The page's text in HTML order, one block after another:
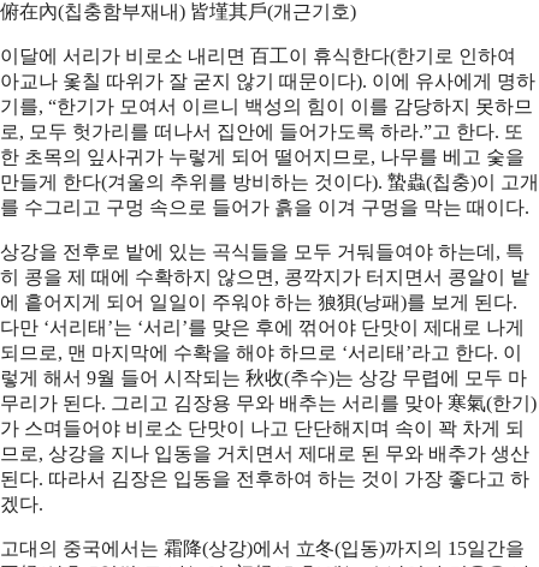
俯在內(칩충함부재내) 皆墐其戶(개근기호)
이달에 서리가 비로소 내리면 百工이 휴식한다(한기로 인하여
아교나 옻칠 따위가 잘 굳지 않기 때문이다). 이에 유사에게 명하
기를, “한기가 모여서 이르니 백성의 힘이 이를 감당하지 못하므
로, 모두 헛가리를 떠나서 집안에 들어가도록 하라.”고 한다. 또
한 초목의 잎사귀가 누렇게 되어 떨어지므로, 나무를 베고 숯을
만들게 한다(겨울의 추위를 방비하는 것이다). 蟄蟲(칩충)이 고개
를 수그리고 구멍 속으로 들어가 흙을 이겨 구멍을 막는 때이다.
상강을 전후로 밭에 있는 곡식들을 모두 거둬들여야 하는데, 특
히 콩을 제 때에 수확하지 않으면, 콩깍지가 터지면서 콩알이 밭
에 흩어지게 되어 일일이 주워야 하는 狼狽(낭패)를 보게 된다.
다만 ‘서리태’는 ‘서리’를 맞은 후에 꺾어야 단맛이 제대로 나게
되므로, 맨 마지막에 수확을 해야 하므로 ‘서리태’라고 한다. 이
렇게 해서 9월 들어 시작되는 秋收(추수)는 상강 무렵에 모두 마
무리가 된다. 그리고 김장용 무와 배추는 서리를 맞아 寒氣(한기)
가 스며들어야 비로소 단맛이 나고 단단해지며 속이 꽉 차게 되
므로, 상강을 지나 입동을 거치면서 제대로 된 무와 배추가 생산
된다. 따라서 김장은 입동을 전후하여 하는 것이 가장 좋다고 하
겠다.
고대의 중국에서는 霜降(상강)에서 立冬(입동)까지의 15일간을